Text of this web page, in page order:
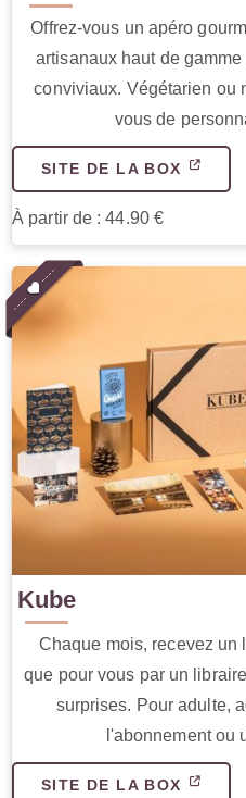
Offrez-vous un apéro
artisanaux haut de
conviviaux. Végétarien ou
vous de
SITE DE LA BOX
À partir de : 44.90 €
Kube
Chaque mois, recevez un
que pour vous par un
surprises. Pour adulte,
l'abonnement ou
SITE DE LA BOX